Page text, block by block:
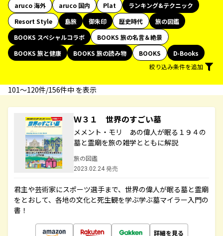
aruco 海外
aruco 国内 Plat
ランキング&テクニック
Resort Style
島旅 御朱印 歴史時代
旅の図鑑
BOOKS スペシャルコラボ
BOOKS 旅の名言＆絶景
BOOKS 旅と健康
BOOKS 旅の読み物 BOOKS
D-Books
絞り込み条件を追加
101〜120件/156件中 を表示
Ｗ３１ 世界のすごい墓
メメント・モリ あの偉人が眠る１９４の
墓と霊廟を旅の雑学とともに解説
旅の図鑑
2023.02.24 発売
君主や芸術家にスポーツ選手まで、世界の偉人が眠る墓と霊廟
をとおして、各地の文化と死生観を学ぶ学ぶ墓マイラー入門の
書！
詳細を見る